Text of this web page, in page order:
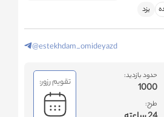
یزد
@estekhdam_omideyazd
حدود بازدید:
1000
طرح:
تقویم رزور: